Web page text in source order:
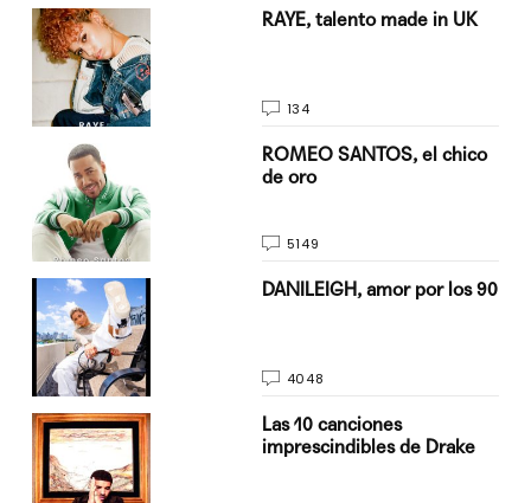
RAYE, talento made in UK
134
ROMEO SANTOS, el chico
de oro
5149
DANILEIGH, amor por los 90
4048
Las 10 canciones
imprescindibles de Drake